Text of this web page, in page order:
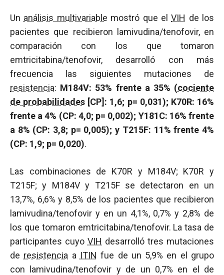
Un análisis multivariable mostró que elVIH de los
pacientes que recibieron lamivudina/tenofovir, en
comparación con los que tomaron
emtricitabina/tenofovir, desarrolló con más
frecuencia las siguientes mutaciones de
resistencia: M184V: 53% frente a 35% (cociente
de probabilidades [CP]: 1,6; p= 0,031); K70R: 16%
frente a 4% (CP: 4,0; p= 0,002); Y181C: 16% frente
a 8% (CP: 3,8; p= 0,005); y T215F: 11% frente 4%
(CP: 1,9; p= 0,020).
Las combinaciones de K70R y M184V; K70R y
T215F; y M184V y T215F se detectaron en un
13,7%, 6,6% y 8,5% de los pacientes que recibieron
lamivudina/tenofovir y en un 4,1%, 0,7% y 2,8% de
los que tomaron emtricitabina/tenofovir. La tasa de
participantes cuyo VIH desarrolló tres mutaciones
de resistencia a ITIN fue de un 5,9% en el grupo
con lamivudina/tenofovir y de un 0,7% en el de